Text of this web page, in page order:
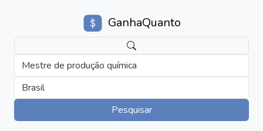
GanhaQuanto
Mestre de produção química
Brasil
Pesquisar